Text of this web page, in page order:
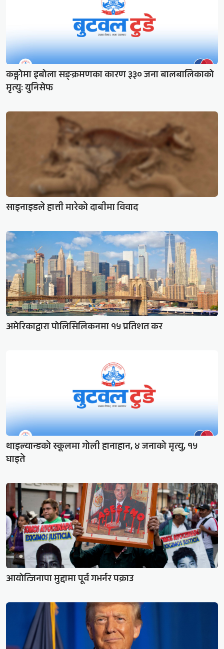
कङ्गोमा इबोला सङ्क्रमणका कारण ३३० जना बालबालिकाको
मृत्यु: युनिसेफ
साइनाइडले हात्ती मारेको दाबीमा विवाद
अमेरिकाद्वारा पोलिसिलिकनमा १५ प्रतिशत कर
थाइल्यान्डको स्कूलमा गोली हानाहान, ४ जनाको मृत्यु, १५
घाइते
आयोत्जिनापा मुद्दामा पूर्व गभर्नर पक्राउ